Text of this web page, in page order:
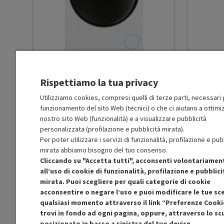
Classe emissione rumore
Durata della capacità nominale
del ciclo lavaggio (ore,minuti)
Consumo ponderato di acqua
per ciclo lavaggio (litri)
Capacità nominale del ciclo di
lavaggio (kg)
Consumo ponderato di energia
per 100 cicli lavaggio (kWh)
49
Centrifuga max (giri/min) 1400
Capacità di carico lavaggio
9
BUONO
R: Confezione non originale integra
O : Accessori principali presenti
: Estetica prodotto buona
N: Prodotto funzionante
Prodotto Nuovo 579.00 -15%
Ricondizionato 492.15
Aggiungi al carrello
R :
O:
Rispettiamo la tua privacy
Utilizziamo cookies, compresi quelli di terze parti, necessari
funzionamento del sito Web (tecnici) o che ci aiutano a
nostro sito Web (funzionalità) e a visualizzare pubblicità
personalizzata (profilazione e pubblicità mirata).
Per poter utilizzare i servizi di funzionalità, profilazione e
mirata abbiamo bisogno del tuo consenso.
Cliccando su "Accetta tutti", acconsenti
all’uso di cookie di funzionalità, profilazione e
mirata. Puoi scegliere per quali categorie di cookie
acconsentire o negare l’uso e puoi modificare le tue
qualsiasi momento attraverso il link “Preferenze
trovi in fondo ad ogni pagina, oppure, attraverso lo